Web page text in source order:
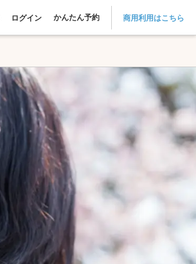
ログイン かんたん予約 商用利用はこちら